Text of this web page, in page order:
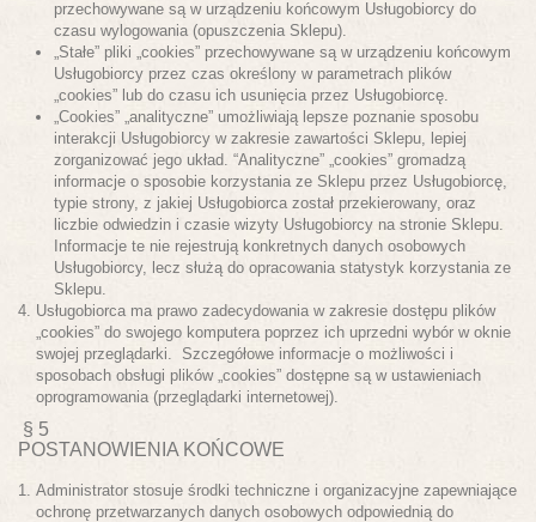
przechowywane są w urządzeniu końcowym Usługobiorcy do
czasu wylogowania (opuszczenia Sklepu).
„Stałe” pliki „cookies” przechowywane są w urządzeniu końcowym
Usługobiorcy przez czas określony w parametrach plików
„cookies” lub do czasu ich usunięcia przez Usługobiorcę.
„Cookies” „analityczne” umożliwiają lepsze poznanie sposobu
interakcji Usługobiorcy w zakresie zawartości Sklepu, lepiej
zorganizować jego układ. “Analityczne” „cookies” gromadzą
informacje o sposobie korzystania ze Sklepu przez Usługobiorcę,
typie strony, z jakiej Usługobiorca został przekierowany, oraz
liczbie odwiedzin i czasie wizyty Usługobiorcy na stronie Sklepu.
Informacje te nie rejestrują konkretnych danych osobowych
Usługobiorcy, lecz służą do opracowania statystyk korzystania ze
Sklepu.
Usługobiorca ma prawo zadecydowania w zakresie dostępu plików
„cookies” do swojego komputera poprzez ich uprzedni wybór w oknie
swojej przeglądarki. Szczegółowe informacje o możliwości i
sposobach obsługi plików „cookies” dostępne są w ustawieniach
oprogramowania (przeglądarki internetowej).
§ 5
POSTANOWIENIA KOŃCOWE
Administrator stosuje środki techniczne i organizacyjne zapewniające
ochronę przetwarzanych danych osobowych odpowiednią do